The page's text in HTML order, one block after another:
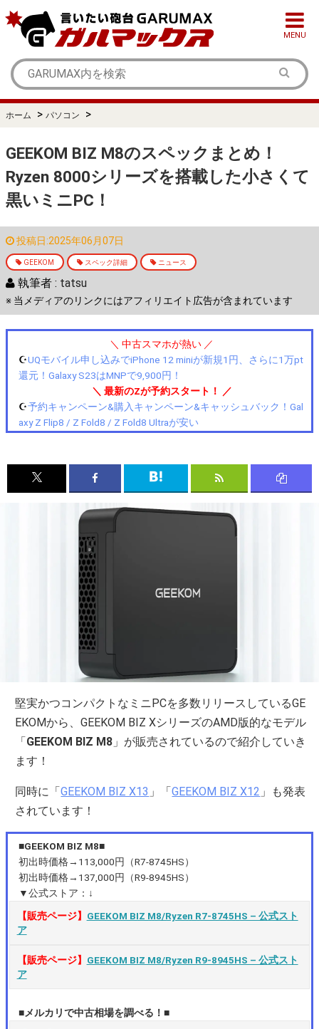
MENU
ホーム > パソコン >
GEEKOM BIZ M8のスペックまとめ！
Ryzen 8000シリーズを搭載した小さくて
黒いミニPC！
投稿日:2025年06月07日
GEEKOM スペック詳細 ニュース
執筆者 : tatsu
※ 当メディアのリンクにはアフィリエイト広告が含まれています
＼ 中古スマホが熱い ／
☪️UQモバイル申し込みでiPhone 12 miniが新規1円、さらに1万pt
還元！Galaxy S23はMNPで9,900円！
＼ 最新のZが予約スタート！ ／
☪️予約キャンペーン&購入キャンペーン&キャッシュバック！Gal
axy Z Flip8 / Z Fold8 / Z Fold8 Ultraが安い
堅実かつコンパクトなミニPCを多数リリースしているGE
EKOMから、GEEKOM BIZ XシリーズのAMD版的なモデル
「GEEKOM BIZ M8 」が販売されているので紹介していき
ます！
同時に「GEEKOM BIZ X13 」「GEEKOM BIZ X12 」も発表
されています！
■GEEKOM BIZ M8■
初出時価格→113,000円（R7-8745HS）
初出時価格→137,000円（R9-8945HS）
▼公式ストア：↓
【販売ページ】 GEEKOM BIZ M8/Ryzen R7-8745HS – 公式スト
ア
【販売ページ】 GEEKOM BIZ M8/Ryzen R9-8945HS – 公式スト
ア
■メルカリで中古相場を調べる！■